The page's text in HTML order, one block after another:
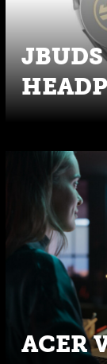
ACER